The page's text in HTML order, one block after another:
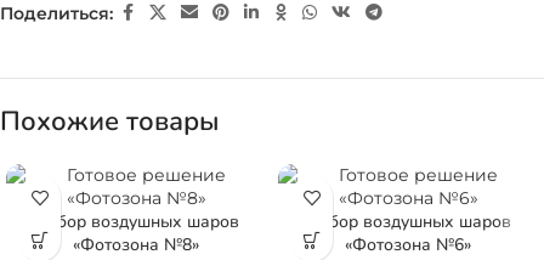
Поделиться:
Похожие товары
Набор воздушных шаров
«Фотозона №8»
Набор воздушных шаров
«Фотозона №6»